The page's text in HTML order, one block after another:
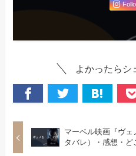
よかったらシ
マーベル映画『ヴェ
タバレ）・感想・ど